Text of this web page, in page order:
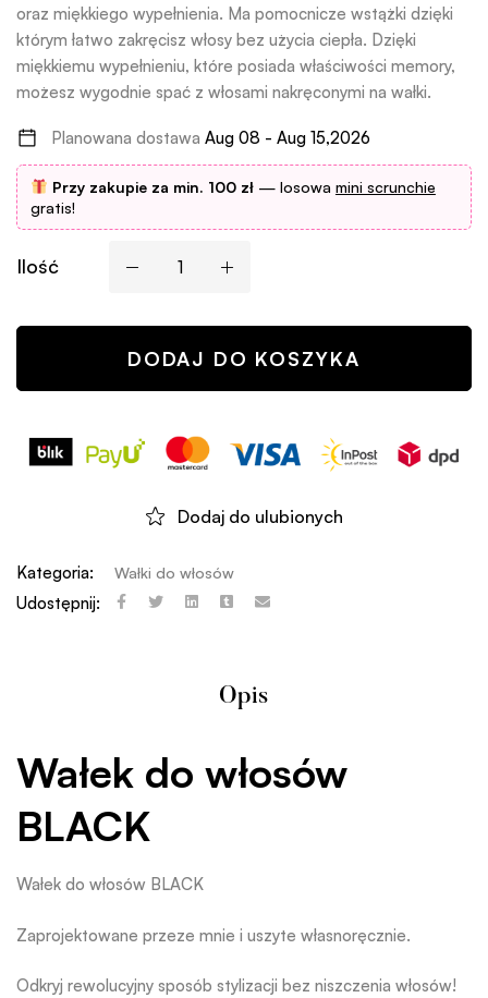
oraz miękkiego wypełnienia. Ma pomocnicze wstążki dzięki
którym łatwo zakręcisz włosy bez użycia ciepła. Dzięki
miękkiemu wypełnieniu, które posiada właściwości memory,
możesz wygodnie spać z włosami nakręconymi na wałki.
Planowana dostawa Aug 08 - Aug 15,2026
Przy zakupie za min. 100 zł— losowa mini scrunchie
gratis!
Ilość
DODAJ DO KOSZYKA
Dodaj do ulubionych
Kategoria: Wałki do włosów
Udostępnij:
Opis
Wałek do włosów
BLACK
Wałek do włosów BLACK
Zaprojektowane przeze mnie i uszyte własnoręcznie.
Odkryj rewolucyjny sposób stylizacji bez niszczenia włosów!